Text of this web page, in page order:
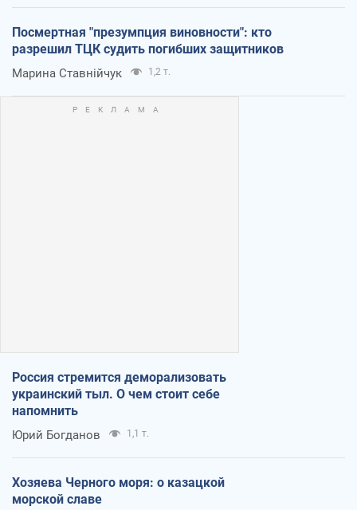
Посмертная "презумпция виновности": кто
разрешил ТЦК судить погибших защитников
Марина Ставнійчук 1,2 т.
Россия стремится деморализовать
украинский тыл. О чем стоит себе
напомнить
Юрий Богданов 1,1 т.
Хозяева Черного моря: о казацкой
морской славе